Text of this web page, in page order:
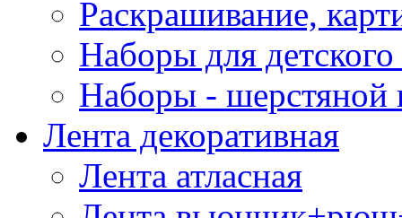
Раскрашивание,
Наборы для
Наборы - шерстяной
Лента декоративная
Лента атласная